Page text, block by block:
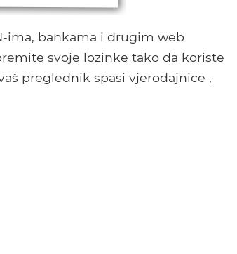
ima, bankama i drugim web
svoje lozinke tako da koriste
preglednik spasi vjerodajnice ,